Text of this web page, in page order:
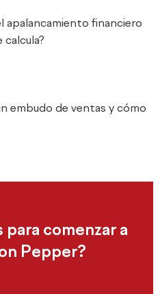
apalancamiento financiero
calcula?
embudo de ventas y cómo
para comenzar a
Pepper?